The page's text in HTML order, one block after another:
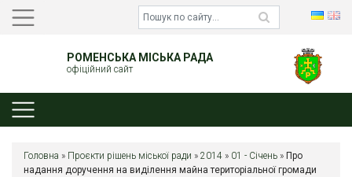
РОМЕНСЬКА МІСЬКА РАДА
офіційний сайт
Головна » Проєкти рішень міської ради » 2014 » 01 - Січень » Про
надання доручення на виділення майна територіальної громади